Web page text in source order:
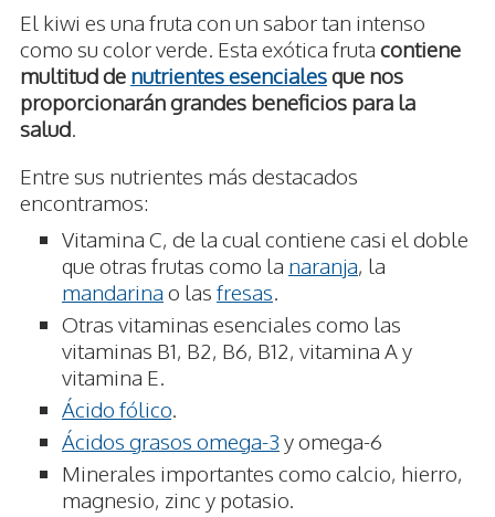
El kiwi es una fruta con un sabor tan intenso
como su color verde. Esta exótica fruta contiene
multitud de nutrientes esencialesque nos
proporcionarán grandes beneficios para la
salud.
Entre sus nutrientes más destacados
encontramos:
Vitamina C, de la cual contiene casi el doble
que otras frutas como la naranja, la
mandarina o las fresas.
Otras vitaminas esenciales como las
vitaminas B1, B2, B6, B12, vitamina A y
vitamina E.
Ácido fólico.
Ácidos grasos omega-3 y omega-6
Minerales importantes como calcio, hierro,
magnesio, zinc y potasio.